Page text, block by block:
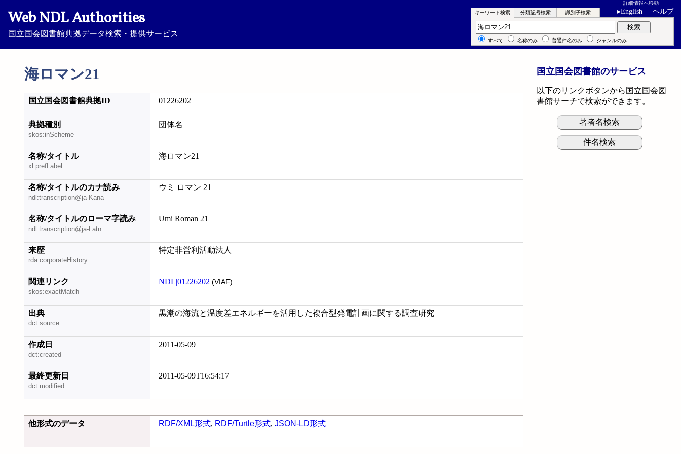
Web NDL Authorities
国立国会図書館典拠データ検索・提供サービス
詳細情報へ移動
▸English ヘルプ
海ロマン21
キーワード検索 分類記号検索 識別子検索
キーワード検索 検索
すべて 名称のみ 普通件名のみ ジャンルのみ
国立国会図書館典拠ID 01226202
典拠種別
skos:inScheme
団体名
名称/タイトル
xl:prefLabel
海ロマン21
名称/タイトルのカナ読み
ndl:transcription@ja-Kana
ウミ ロマン 21
名称/タイトルのローマ字読み
ndl:transcription@ja-Latn
Umi Roman 21
来歴
rda:corporateHistory
特定非営利活動法人
関連リンク
skos:exactMatch
NDL|01226202 (VIAF)
出典
dct:source
黒潮の海流と温度差エネルギーを活用した複合型発電計画に関する調査研究
作成日
dct:created
2011-05-09
最終更新日
dct:modified
2011-05-09T16:54:17
他形式のデータ RDF/XML形式, RDF/Turtle形式, JSON-LD形式
国立国会図書館のサービス
以下のリンクボタンから国立国会図
書館サーチで検索ができます。
著者名検索
件名検索